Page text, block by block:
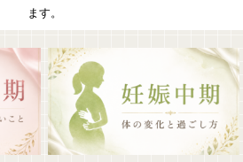
ます。